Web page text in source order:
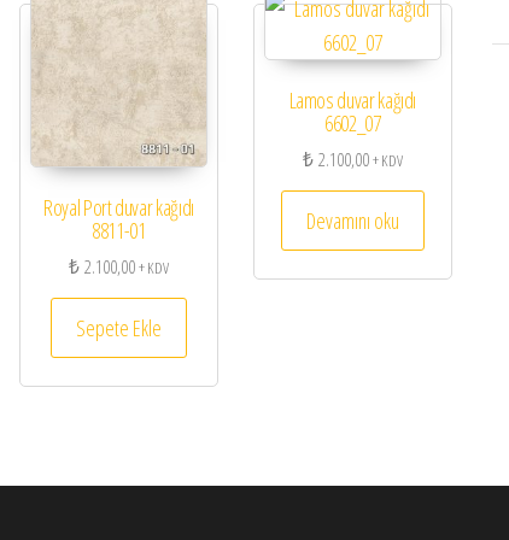
Royal Port duvar kağıdı
8811-01
₺2.100,00+ KDV
Sepete Ekle
Lamos duvar kağıdı
6602_07
₺2.100,00+ KDV
Devamını oku